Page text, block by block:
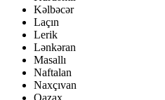
Kəlbəcər
Laçın
Lerik
Lənkəran
Masallı
Naftalan
Naxçıvan
Qazax